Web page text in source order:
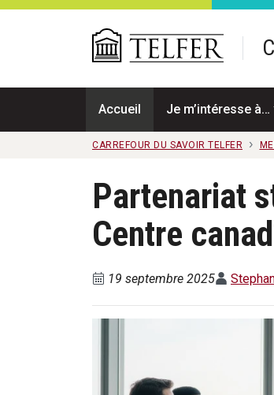
Passer au contenu principal
Accueil Je m’intéresse à…
CARREFOUR DU SAVOIR TELFER
Partenariat
Centre
19 septembre 2025